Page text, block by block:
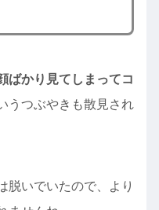
ばかり見てしまってコ
うつぶやきも散見され
脱いでいたので、より